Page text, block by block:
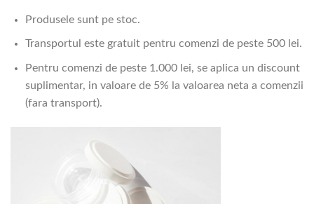
Produsele sunt pe stoc.
Transportul este gratuit pentru comenzi de peste 500 lei.
Pentru comenzi de peste 1.000 lei, se aplica un discount
suplimentar, in valoare de 5% la valoarea neta a comenzii
(fara transport).